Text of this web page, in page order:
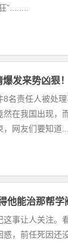
发来势凶狠！
责任人被处理
在我国出现，
网友们要知道...
他能治那帮学
这事让人关注。
，前任死因还